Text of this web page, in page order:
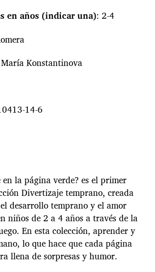
en años (indicar una): 2-4
María Konstantinova
14-6
la página verde? es el primer
Divertizaje temprano, creada
desarrollo temprano y el amor
niños de 2 a 4 años a través de la
En esta colección, aprender y
lo que hace que cada página
llena de sorpresas y humor.